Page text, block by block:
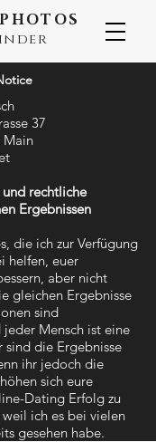
37
Main
und rechtliche
Ergebnissen
die ich zur Verfügung
helfen, euer
aber nicht
gleichen Ergebnisse
sind
Mensch ist eine
sind die Ergebnisse
ihr jedoch die
sich eure
Dating Erfolg zu
ich es bei vielen
gesehen habe.